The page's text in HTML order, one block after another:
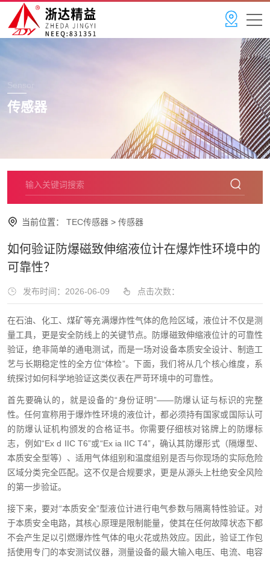
Sensor
传感器
当前位置： TEC传感器 > 传感器
如何验证防爆磁致伸缩液位计在爆炸性环境中的
可靠性？
发布时间：2026-06-09 点击次数：
在石油、化工、煤矿等充满爆炸性气体的危险区域，液位计不仅是测
量工具，更是安全防线上的关键节点。防爆磁致伸缩液位计的可靠性
验证，绝非简单的通电测试，而是一场对设备本质安全设计、制造工
艺与长期稳定性的全方位“体检”。下面，我们将从几个核心维度，系
统探讨如何科学地验证这类仪表在严苛环境中的可靠性。
首先要确认的，就是设备的“身份证明”——防爆认证与标识的完整
性。任何宣称用于爆炸性环境的液位计，都必须持有国家或国际认可
的防爆认证机构颁发的合格证书。你需要仔细核对铭牌上的防爆标
志，例如“Ex d IIC T6”或“Ex ia IIC T4”，确认其防爆形式（隔爆型、
本质安全型等）、适用气体组别和温度组别是否与你现场的实际危险
区域分类完全匹配。这不仅是合规要求，更是从源头上杜绝安全风险
的第一步验证。
接下来，要对“本质安全”型液位计进行电气参数与隔离特性验证。对
于本质安全电路，其核心原理是限制能量，使其在任何故障状态下都
不会产生足以引燃爆炸性气体的电火花或热效应。因此，验证工作包
括使用专门的本安测试仪器，测量设备的最大输入电压、电流、电容